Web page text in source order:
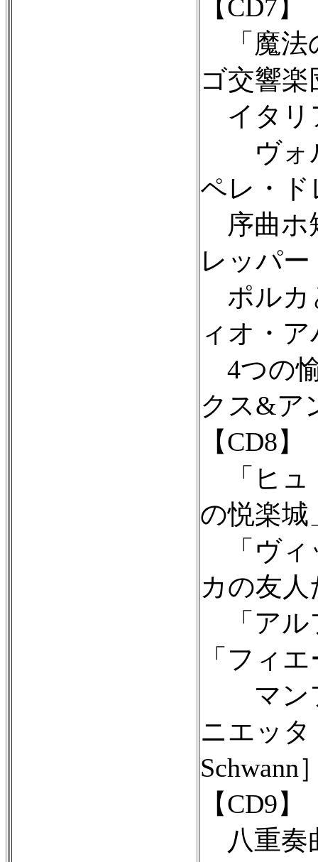
【CD7】
「魔法
ゴ交響楽
イタリ
ヴォル
ペレ・ド
序曲ホ
レッパ
ポルカ
ィオ・
4つの
クス&ア
【CD8】
「ヒュ
の悦楽城
「ヴィ
カの友
「アル
「フィ
マンフ
ニエッタ
Schwann
【CD9】
八重奏